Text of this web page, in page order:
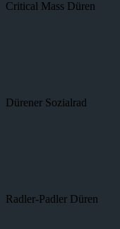
Critical Mass Düren
Dürener Sozialrad
Radler-Padler Düren